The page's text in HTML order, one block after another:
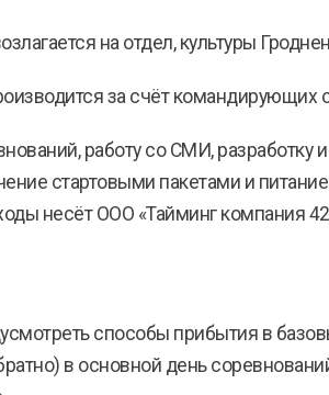
на отдел, культуры
за счёт командирующих
работу со СМИ, разработку
стартовыми пакетами и
несёт ООО «Тайминг компания
способы прибытия в
в основной день